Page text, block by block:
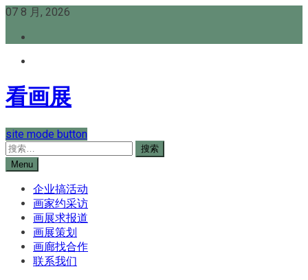
Skip
content
07 8 月, 2026
看画展
site mode button
搜
索：
Menu
企业搞活动
画家约采访
画展求报道
画展策划
画廊找合作
联系我们